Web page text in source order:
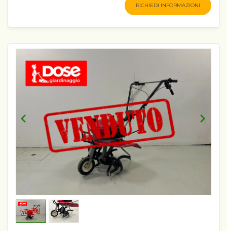
RICHIEDI INFORMAZIONI